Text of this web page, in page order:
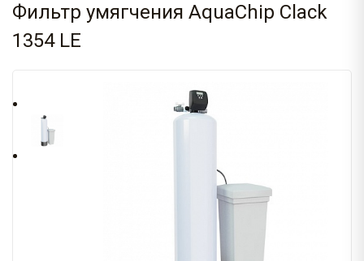
Фильтр умягчения AquaChip Clack
1354 LE